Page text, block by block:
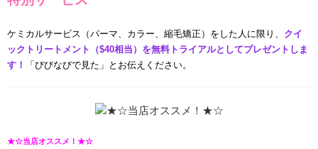
ケミカルサービス（パーマ、カラー、縮毛矯正）をした人に限り、 クイ
ックトリートメント（$40相当）を無料トライアルとしてプレゼントしま
す！
「びびなびで見た」とお伝えください。
★☆当店オススメ！★☆